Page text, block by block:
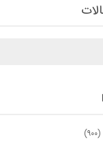
(۹۰۰)